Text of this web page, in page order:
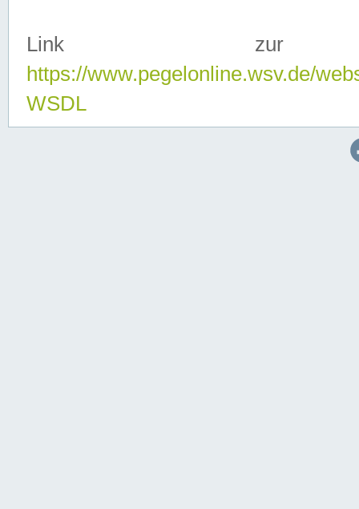
Link zur
https://www.pegelonline.wsv.de/
WSDL